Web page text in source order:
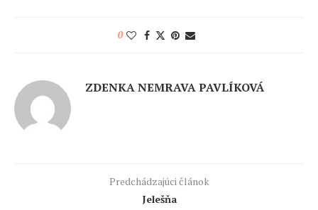
0
ZDENKA NEMRAVA PAVLÍKOVÁ
Predchádzajúci článok
Jelešňa